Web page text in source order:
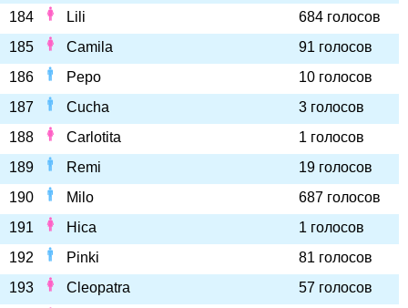
184
Lili
684 голосов
185
Camila
91 голосов
186
Pepo
10 голосов
187
Cucha
3 голосов
188
Carlotita
1 голосов
189
Remi
19 голосов
190
Milo
687 голосов
191
Hica
1 голосов
192
Pinki
81 голосов
193
Cleopatra
57 голосов